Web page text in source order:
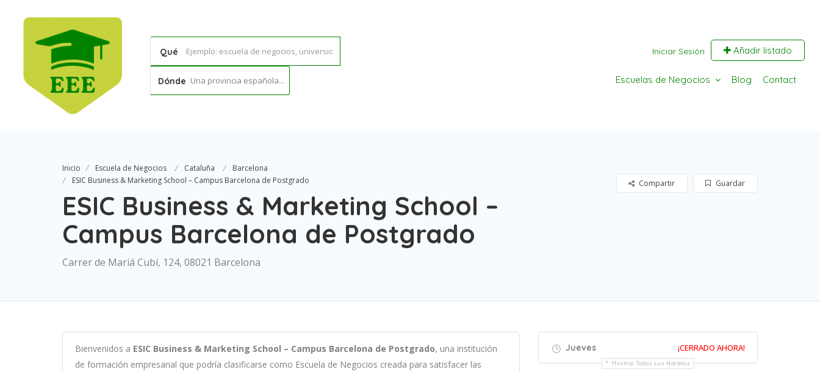
Qué
Dónde Una provincia española...
Iniciar Sesión Añadir listado
Escuelas de Negocios Blog Contact
Inicio Escuela de Negocios Cataluña
Barcelona
ESIC Business & Marketing School – Campus Barcelona de Postgrado
ESIC Business & Marketing School –
Campus Barcelona de Postgrado
Carrer de Mariá Cubí, 124, 08021 Barcelona
Guardar
Compartir
Bienvenidos a ESIC Business & Marketing School – Campus Barcelona de Postgrado, una institución
de formación empresarial que podría clasificarse como Escuela de Negocios creada para satisfacer las
Jueves ¡CERRADO AHORA!
Mostrar Todos Los Horarios